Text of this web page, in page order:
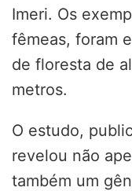
Imeri. Os
fêmeas, foram
de floresta de
metros.
O estudo,
revelou não
também um